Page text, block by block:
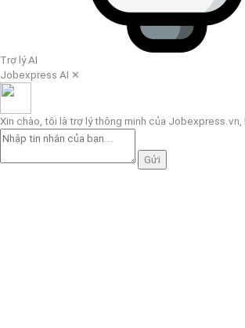
Trợ lý AI
Jobexpress AI ✕
Xin chào, tôi là trợ lý thông minh của Jobexpress.vn,
Gửi